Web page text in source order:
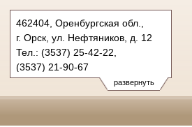
развернуть
462404, Оренбургская обл.,
г. Орск, ул. Нефтяников, д. 12
Тел.: (3537) 25-42-22,
(3537) 21-90-67
oktyabrskyorsk.orb@sudrf.ru